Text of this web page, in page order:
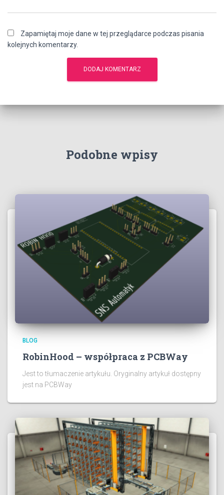
Zapamiętaj moje dane w tej przeglądarce podczas pisania
kolejnych komentarzy.
Podobne wpisy
BLOG
RobinHood – współpraca z PCBWay
Jest to tłumaczenie artykułu. Oryginalny artykuł dostępny
jest na PCBWay